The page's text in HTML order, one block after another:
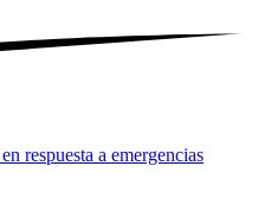
respuesta a emergencias